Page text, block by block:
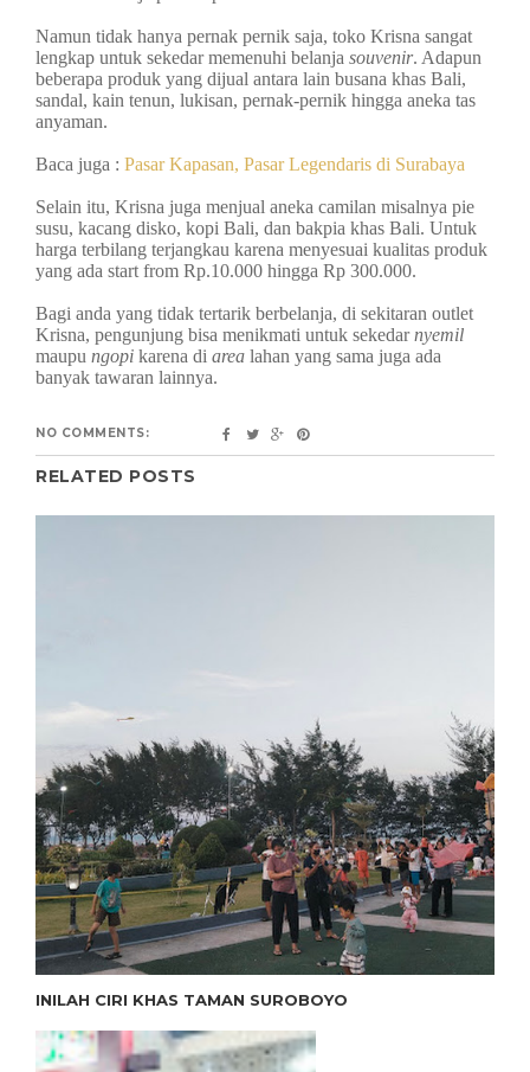
Namun tidak hanya pernak pernik saja, toko Krisna sangat
lengkap untuk sekedar memenuhi belanja souvenir. Adapun
beberapa produk yang dijual antara lain busana khas Bali,
sandal, kain tenun, lukisan, pernak-pernik hingga aneka tas
anyaman.
Baca juga : Pasar Kapasan, Pasar Legendaris di Surabaya
Selain itu, Krisna juga menjual aneka camilan misalnya pie
susu, kacang disko, kopi Bali, dan bakpia khas Bali. Untuk
harga terbilang terjangkau karena menyesuai kualitas produk
yang ada start from Rp.10.000 hingga Rp 300.000.
Bagi anda yang tidak tertarik berbelanja, di sekitaran outlet
Krisna, pengunjung bisa menikmati untuk sekedarnyemil
maupu ngopi karena di area lahan yang sama juga ada
banyak tawaran lainnya.
NO COMMENTS:
RELATED POSTS
INILAH CIRI KHAS TAMAN SUROBOYO